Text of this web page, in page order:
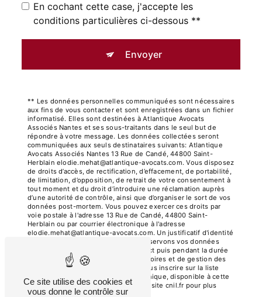
En cochant cette case, j'accepte les
conditions particulières ci-dessous **
Envoyer
** Les données personnelles communiquées sont nécessaires
aux fins de vous contacter et sont enregistrées dans un fichier
informatisé. Elles sont destinées à Atlantique Avocats
Associés Nantes et ses sous-traitants dans le seul but de
répondre à votre message. Les données collectées seront
communiquées aux seuls destinataires suivants: Atlantique
Avocats Associés Nantes 13 Rue de Candé, 44800 Saint-
Herblain elodie.mehat@atlantique-avocats.com. Vous disposez
de droits d’accès, de rectification, d’effacement, de portabilité,
de limitation, d’opposition, de retrait de votre consentement à
tout moment et du droit d’introduire une réclamation auprès
d’une autorité de contrôle, ainsi que d’organiser le sort de vos
données post-mortem. Vous pouvez exercer ces droits par
voie postale à l'adresse 13 Rue de Candé, 44800 Saint-
Herblain ou par courrier électronique à l'adresse
elodie.mehat@atlantique-avocats.com. Un justificatif d'identité
pourra vous être demandé. Nous conservons vos données
pendant la période de prise de contact puis pendant la durée
de prescription légale aux fins probatoires et de gestion des
contentieux. Vous avez le droit de vous inscrire sur la liste
d'opposition au démarchage téléphonique, disponible à cette
adresse: Bloctel.gouv.fr. Consultez le site cnil.fr pour plus
d’informations sur vos droits.
Ce site utilise des cookies et
vous donne le contrôle sur